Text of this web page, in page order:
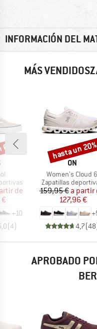
INFORMACIÓN DEL
MÁS
reducido
de
+10
(4)
MARCA
ON
Artículo
Women's Cloud 6
Product group
Zapatillas
Precio
159,95 € Precio
a partir
127,96 €
+
4,7(48
Descuento
hasta un
APROBADO